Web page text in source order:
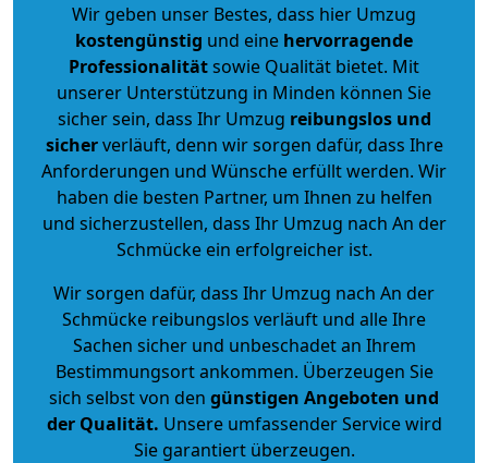
Wir geben unser Bestes, dass hier Umzug
kostengünstig und eine hervorragende
Professionalitätsowie Qualität bietet. Mit
unserer Unterstützung in Minden können Sie
sicher sein, dass Ihr Umzug reibungslos und
sicherverläuft, denn wir sorgen dafür, dass Ihre
Anforderungen und Wünsche erfüllt werden. Wir
haben die besten Partner, um Ihnen zu helfen
und sicherzustellen, dass Ihr Umzug nach An der
Schmücke ein erfolgreicher ist.
Wir sorgen dafür, dass Ihr Umzug nach An der
Schmücke reibungslos verläuft und alle Ihre
Sachen sicher und unbeschadet an Ihrem
Bestimmungsort ankommen. Überzeugen Sie
sich selbst von den günstigen Angeboten und
der Qualität. Unsere umfassender Service wird
Sie garantiert überzeugen.